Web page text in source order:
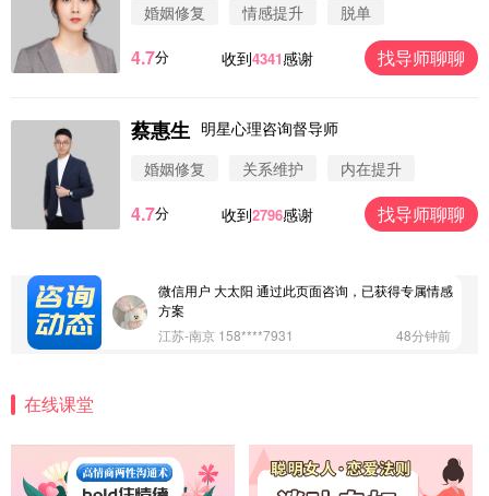
婚姻修复
情感提升 脱单
4.7分 收到4341感谢 找导师聊聊
蔡惠生 明星心理咨询督导师
婚姻修复
关系维护 内在提升
4.7分 收到2796感谢 找导师聊聊
浙江-杭州 183****4847
微信用户 Vnno 通过此页面咨询，已获得专属情感方
广东-深圳 139****2256
15分钟前
江苏-南京 158****7931
48分钟前
微信用户 安康 通过此页面咨询，已获得专属情感方
案
微信用户 巧?媚儿 通过此页面咨询，已获得专属情感
方案
在线课堂